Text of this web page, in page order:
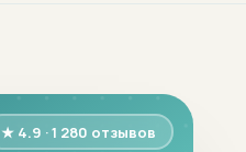
★ 4.9 · 1 280 отзывов